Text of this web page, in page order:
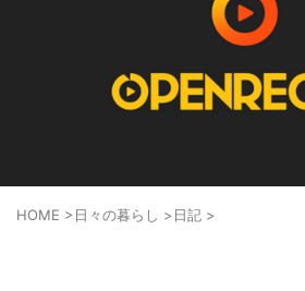
HOME >日々の暮らし >日記 >